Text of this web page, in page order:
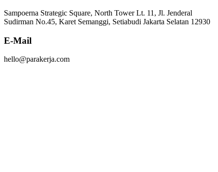
Sampoerna Strategic Square, North Tower Lt. 11, Jl. Jenderal
Sudirman No.45, Karet Semanggi, Setiabudi Jakarta Selatan 12930
E-Mail
hello@parakerja.com